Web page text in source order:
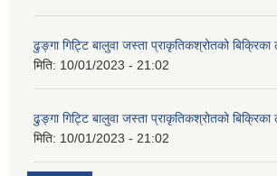
ढुङ्गा गिट्टि बालुवा जस्ता प्राकृतिकश्रोतको बिक्रिका
मिति: 10/01/2023 - 21:02
ढुङ्गा गिट्टि बालुवा जस्ता प्राकृतिकश्रोतको बिक्रिका
मिति: 10/01/2023 - 21:02